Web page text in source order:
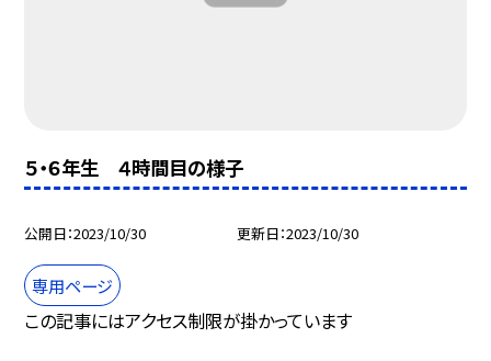
５・６年生 ４時間目の様子
公開日 2023/10/30 更新日 2023/10/30
専用ページ
この記事にはアクセス制限が掛かっています